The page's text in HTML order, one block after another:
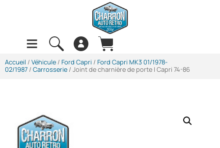
Accueil / Véhicule / Ford Capri / Ford Capri MK3 01/1978-
02/1987 / Carrosserie / Joint de charnière de porte | Capri 74-86